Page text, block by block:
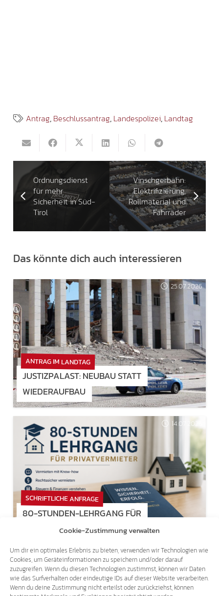
Cookie-Zustimmung verwalten
Um dir ein optimales Erlebnis zu bieten, verwenden wir Technologien wie
Cookies, um Geräteinformationen zu speichern und/oder darauf
zuzugreifen. Wenn du diesen Technologien zustimmst, können wir Daten
wie das Surfverhalten oder eindeutige IDs auf dieser Website verarbeiten.
Wenn du deine Zustimmung nicht erteilst oder zurückziehst, können
Antrag, Beschlussantrag, Landespolizei, Landtag
Ordnungsdienst
für mehr
Sicherheit in Süd-
Tirol
Vinschgerbahn:
Elektrifizierung,
Rollmaterial und
Fahrräder
Das könnte dich auch interessieren
25.07.2026
ANTRAG IM LANDTAG
JUSTIZPALAST: NEUBAU STATT
WIEDERAUFBAU
14.07.2026
SCHRIFTLICHE ANFRAGE
80-STUNDEN-LEHRGANG FÜR
PRIVATVERMIETER
14.07.2026